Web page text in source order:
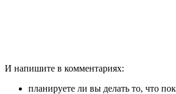
И напишите в комментариях:
планируете ли вы делать то, что